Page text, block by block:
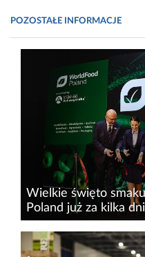
POZOSTAŁE INFORMACJE
Wielkie święto
Poland już za kilka
Już za kilka dni – w
w Centrum EXPO